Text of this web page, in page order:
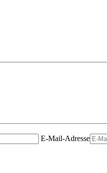
E-Mail-Adresse